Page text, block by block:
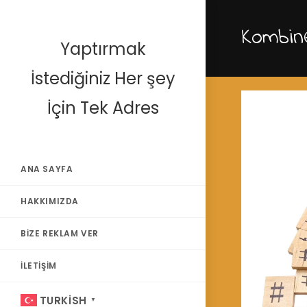
content
Yaptırmak
İstediğiniz Her şey
İçin Tek Adres
ANA SAYFA
HAKKIMIZDA
BIZE REKLAM VER
İLETIŞIM
TURKISH ▼